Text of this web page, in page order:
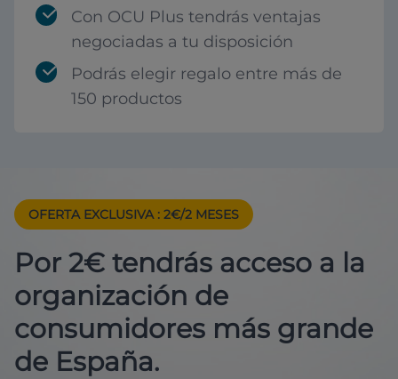
Con OCU Plus tendrás ventajas
negociadas a tu disposición
Podrás elegir regalo entre más de
150 productos
OFERTA EXCLUSIVA : 2€/2 MESES
Por 2€ tendrás acceso a la
organización de
consumidores más grande
de España.